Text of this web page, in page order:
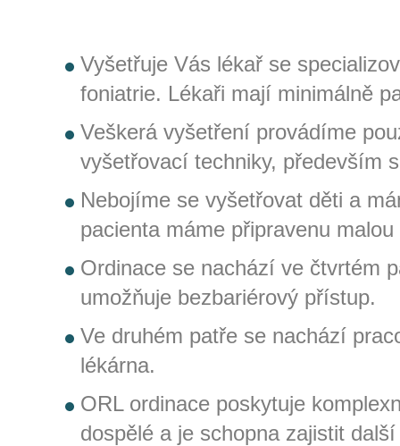
Vyšetřuje Vás lékař se
foniatrie. Lékaři mají minimálně
Veškerá vyšetření provádíme
vyšetřovací techniky, především
Nebojíme se vyšetřovat děti a
pacienta máme připravenu
Ordinace se nachází ve čtvrtém
umožňuje bezbariérový přístup.
Ve druhém patře se nachází
lékárna.
ORL ordinace poskytuje
dospělé a je schopna zajistit